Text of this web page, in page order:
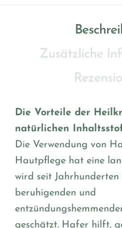
Zusätzliche
Die Vorteile der
natürlichen
Die Verwendung von
Hautpflege hat eine
wird seit Jahrhunderten
beruhigenden und
geschätzt. Hafer hilft,